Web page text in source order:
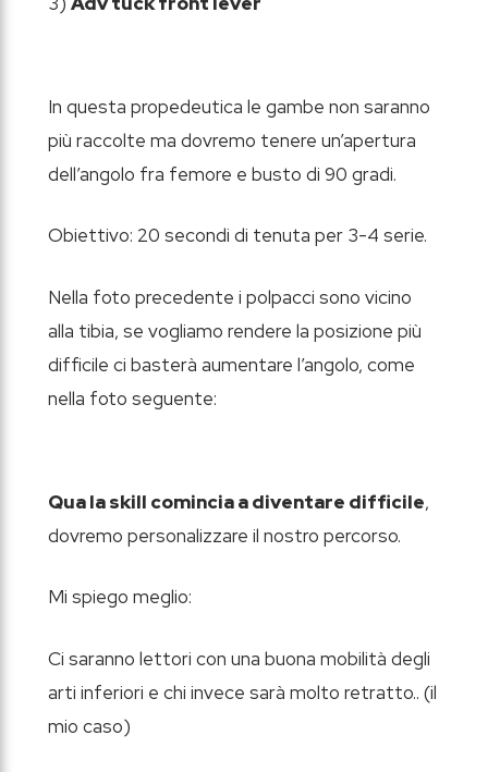
In questa propedeutica le gambe non saranno
più raccolte ma dovremo tenere un’apertura
dell’angolo fra femore e busto di 90 gradi.
Obiettivo: 20 secondi di tenuta per 3-4 serie.
Nella foto precedente i polpacci sono vicino
alla tibia, se vogliamo rendere la posizione più
difficile ci basterà aumentare l’angolo, come
nella foto seguente:
Qua la skill comincia a diventare difficile,
dovremo personalizzare il nostro percorso.
Mi spiego meglio:
Ci saranno lettori con una buona mobilità degli
arti inferiori e chi invece sarà molto retratto.. (il
mio caso)